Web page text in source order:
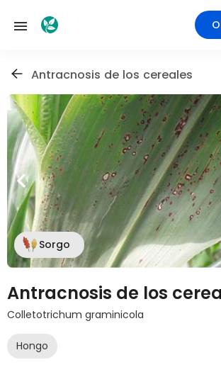
Antracnosis de los cereales
Sorgo
Antracnosis de los
Colletotrichum graminicola
Hongo